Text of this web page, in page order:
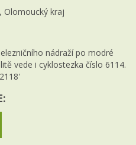
Olomoucký kraj
nádraží po modré
vede i cyklostezka číslo 6114.